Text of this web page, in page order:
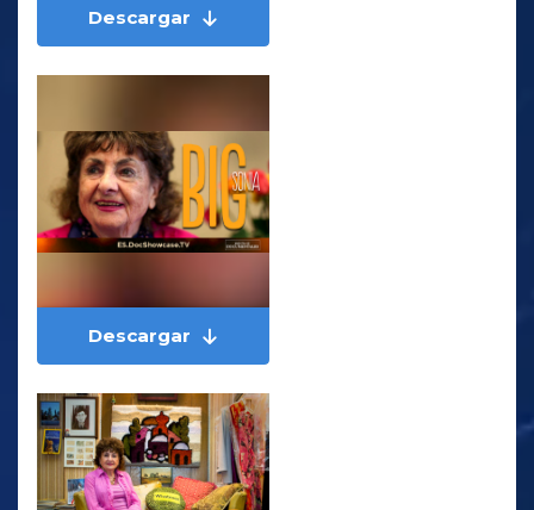
Descargar
Descargar